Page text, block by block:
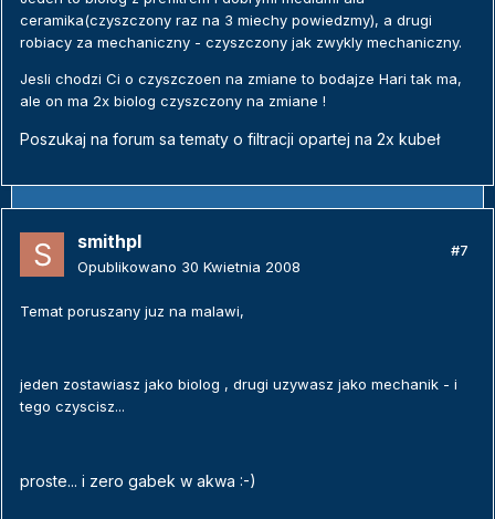
ceramika(czyszczony raz na 3 miechy powiedzmy), a drugi
robiacy za mechaniczny - czyszczony jak zwykly mechaniczny.
Jesli chodzi Ci o czyszczoen na zmiane to bodajze Hari tak ma,
ale on ma 2x biolog czyszczony na zmiane !
Poszukaj na forum sa tematy o filtracji opartej na 2x kubeł
smithpl
Opublikowano 30 Kwietnia 2008
#7
Temat poruszany juz na malawi,
jeden zostawiasz jako biolog , drugi uzywasz jako mechanik - i
tego czyscisz...
proste... i zero gabek w akwa :-)